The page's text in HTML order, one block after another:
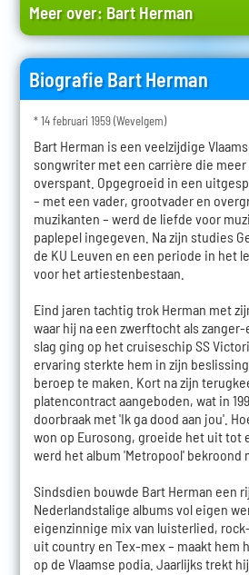
Meer over: Bart Herman
Biografie Bart Herman
* 14 februari 1959 (Wevelgem)
Bart Herman is een veelzijdige
songwriter met een carrière die
overspant. Opgegroeid in een
– met een vader, grootvader en
muzikanten – werd de liefde voor
paplepel ingegeven. Na zijn studies
de KU Leuven en een periode in het
voor het artiestenbestaan.
Eind jaren tachtig trok Herman met
waar hij na een zwerftocht als
slag ging op het cruiseschip SS
ervaring sterkte hem in zijn
beroep te maken. Kort na zijn
platencontract aangeboden, wat in
doorbraak met 'Ik ga dood aan jou'.
won op Eurosong, groeide het uit tot
werd het album 'Metropool' bekroond
Sindsdien bouwde Bart Herman een
Nederlandstalige albums vol eigen
eigenzinnige mix van luisterlied,
uit country en Tex-mex – maakt hem
op de Vlaamse podia. Jaarlijks trekt